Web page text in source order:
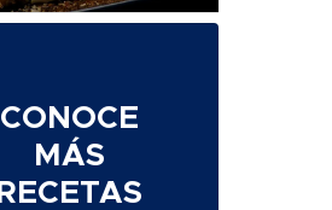
CONOCE
MÁS
RECETAS